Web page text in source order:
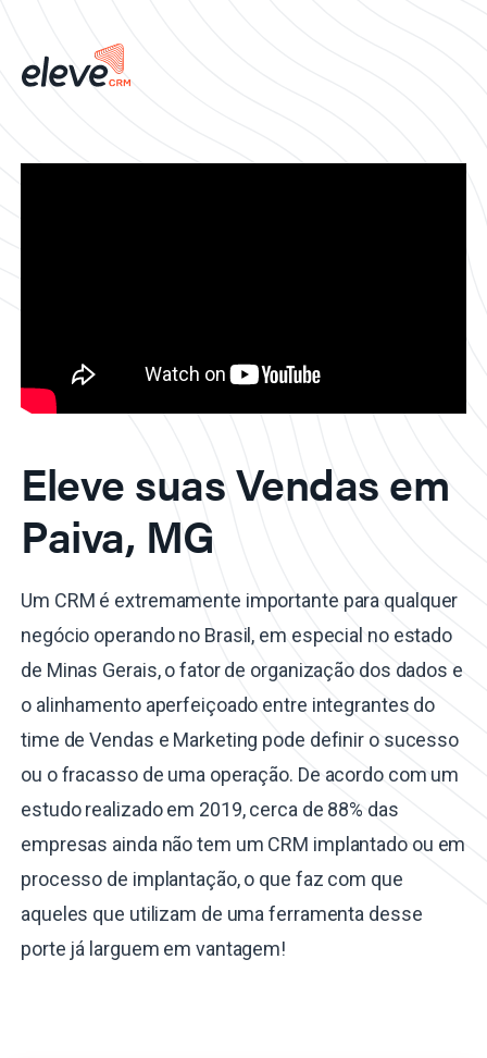
Eleve suas Vendas em
Paiva, MG
Um CRM é extremamente importante para qualquer
negócio operando no Brasil, em especial no estado
de Minas Gerais, o fator de organização dos dados e
o alinhamento aperfeiçoado entre integrantes do
time de Vendas e Marketing pode definir o sucesso
ou o fracasso de uma operação. De acordo com um
estudo realizado em 2019, cerca de 88% das
empresas ainda não tem um CRM implantado ou em
processo de implantação, o que faz com que
aqueles que utilizam de uma ferramenta desse
porte já larguem em vantagem!